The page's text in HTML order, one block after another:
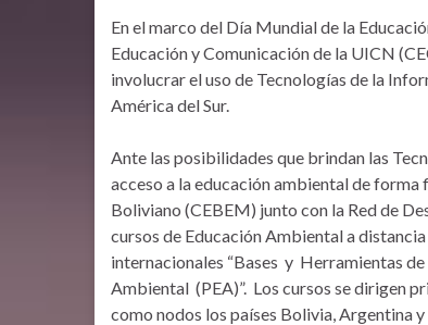
En el marco del Día Mundial de la
Educación y Comunicación de la UICN
involucrar el uso de Tecnologías de la
América del Sur.
Ante las posibilidades que brindan las
acceso a la educación ambiental de
Boliviano (CEBEM) junto con la Red de
cursos de Educación Ambiental a
internacionales “Bases y Herramientas
Ambiental (PEA)”. Los cursos se dirigen
como nodos los países Bolivia, Argentina y